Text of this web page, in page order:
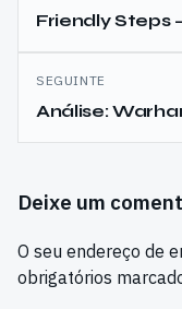
de
artigos
Friendly Steps
SEGUINTE
Análise:
Deixe um
O seu endereço de
obrigatórios